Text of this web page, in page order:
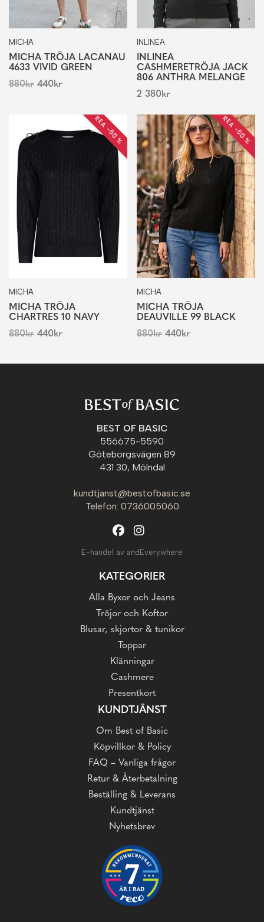
MICHA
MICHA TRÖJA LACANAU
4633 VIVID GREEN
880kr 440kr
INLINEA
INLINEA
CASHMERETRÖJA JACK
806 ANTHRA MELANGE
2 380kr
REA −50 %
MICHA
MICHA TRÖJA
CHARTRES 10 NAVY
880kr 440kr
REA −50 %
MICHA
MICHA TRÖJA
DEAUVILLE 99 BLACK
880kr 440kr
BEST OF BASIC
556675-5590
Göteborgsvägen 89
431 30, Mölndal
kundtjanst@bestofbasic.se
Telefon: 0736005060
E-handel av andEverywhere
KATEGORIER
Alla Byxor och Jeans
Tröjor och Koftor
Blusar, skjortor & tunikor
Toppar
Klänningar
Cashmere
Presentkort
KUNDTJÄNST
Om Best of Basic
Köpvillkor & Policy
FAQ – Vanliga frågor
Retur & Återbetalning
Beställing & Leverans
Kundtjänst
Nyhetsbrev